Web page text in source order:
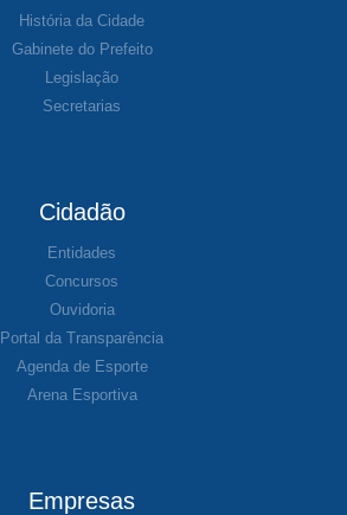
História da Cidade
Gabinete do Prefeito
Legislação
Secretarias
Cidadão
Entidades
Concursos
Ouvidoria
Portal da Transparência
Agenda de Esporte
Arena Esportiva
Empresas